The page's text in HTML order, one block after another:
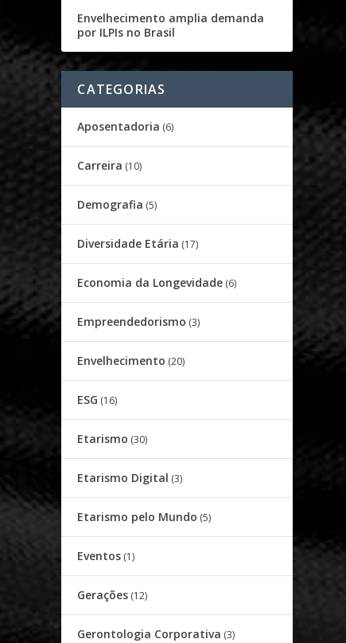
Envelhecimento amplia demanda
por ILPIs no Brasil
CATEGORIAS
Aposentadoria (6)
Carreira (10)
Demografia (5)
Diversidade Etária (17)
Economia da Longevidade (6)
Empreendedorismo (3)
Envelhecimento (20)
ESG (16)
Etarismo (30)
Etarismo Digital (3)
Etarismo pelo Mundo (5)
Eventos (1)
Gerações (12)
Gerontologia Corporativa (3)